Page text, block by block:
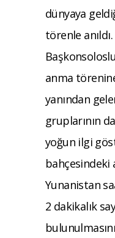
dünyaya
törenle
anma
yanından
gruplarının
yoğun ilgi
Yunanistan
2 dakikalık